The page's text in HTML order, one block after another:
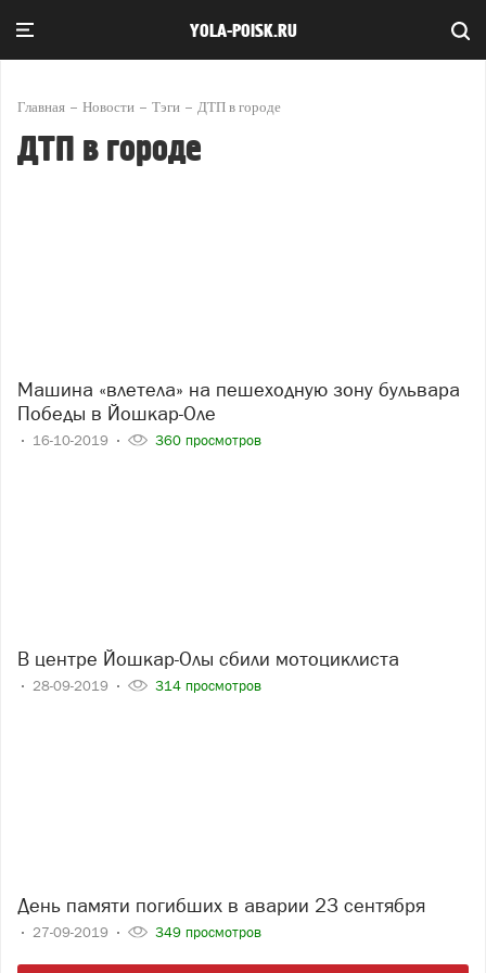
YOLA-POISK.RU
Главная Новости Тэги ДТП в городе
ДТП в городе
Машина «влетела» на пешеходную зону бульвара
Победы в Йошкар-Оле
16-10-2019 360 просмотров
В центре Йошкар-Олы сбили мотоциклиста
28-09-2019 314 просмотров
День памяти погибших в аварии 23 сентября
27-09-2019 349 просмотров